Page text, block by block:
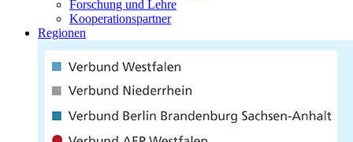
Forschung und Lehre
Kooperationspartner
Regionen